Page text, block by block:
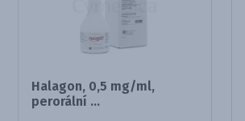
Halagon, 0,5 mg/ml,
perorální ...